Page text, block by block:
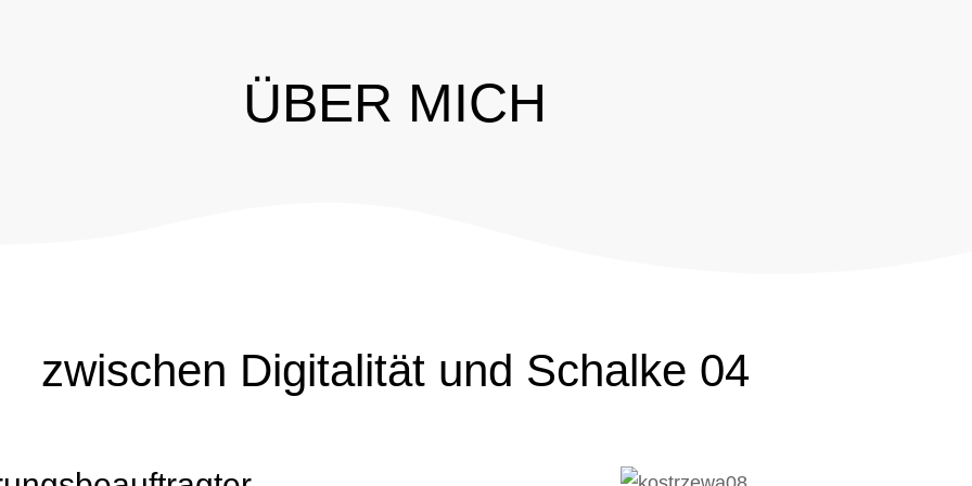
ÜBER MICH
zwischen Digitalität und Schalke 04